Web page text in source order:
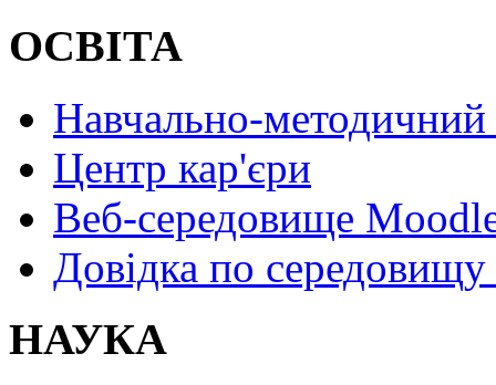
ОСВІТА
Навчально-методичний
Центр кар'єри
Веб-середовище
Довідка по
НАУКА